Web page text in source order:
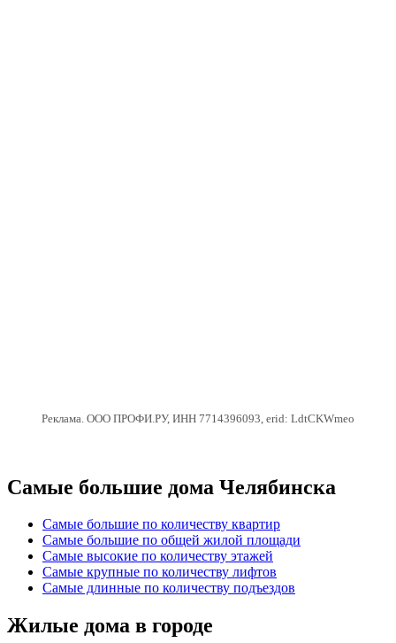
Реклама. ООО ПРОФИ.РУ, ИНН 7714396093, erid: LdtCKWmeo
Самые большие дома Челябинска
Самые большие по количеству квартир
Самые большие по общей жилой площади
Самые высокие по количеству этажей
Самые крупные по количеству лифтов
Самые длинные по количеству подъездов
Жилые дома в городе